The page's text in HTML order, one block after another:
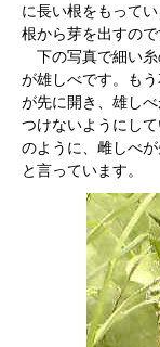
に長い根をもって
根から芽を出すので
下の写真で細い糸
が雄しべです。も
が先に開き、雄し
つけないようにし
のように、雌しべが
と言っています。